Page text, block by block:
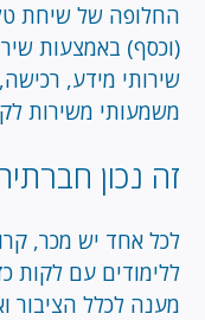
החלופה של שיחת
(וכסף) באמצעות
שירותי מידע,
משמעותי משירות
זה נכון
לכל אחד יש מכר,
ללימודים עם לקות
מענה לכלל הציבור